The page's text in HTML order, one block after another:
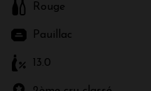
Rouge
Pauillac
13.0